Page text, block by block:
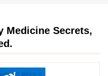
Medicine Secrets,